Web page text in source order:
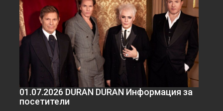
01.07.2026 DURAN DURAN Информация за
посетители